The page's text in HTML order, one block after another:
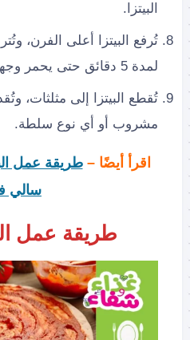
البيتزا.
تُرفع البيتزا أعلى الفرن،
لمدة 5 دقائق حتى يحمر وجهها، وتذوب الجبنة.
تُقطع البيتزا إلى مثلثات،
مشروب أو أي نوع سلطة.
اقرأ أيضًا –طريقة عمل
سالي
طريقة عمل